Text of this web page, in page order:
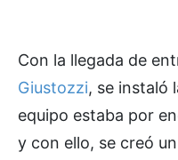
Con la llegada de
Giustozzi, se instaló
equipo estaba por
y con ello, se creó